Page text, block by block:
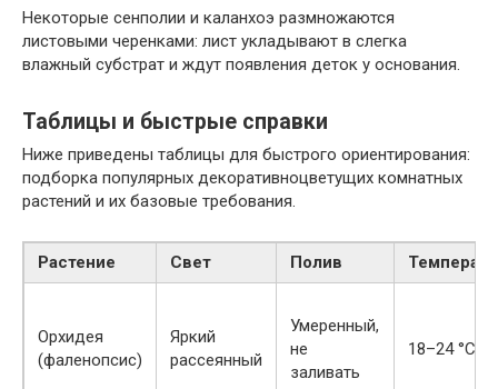
Некоторые сенполии и каланхоэ размножаются
листовыми черенками: лист укладывают в слегка
влажный субстрат и ждут появления деток у основания.
Таблицы и быстрые справки
Ниже приведены таблицы для быстрого ориентирования:
подборка популярных декоративноцветущих комнатных
растений и их базовые требования.
Растение Свет Полив
Орхидея
(фаленопсис)
Яркий
рассеянный
Умеренный,
не
заливать
18–24 °C